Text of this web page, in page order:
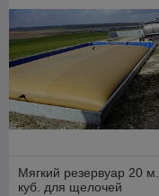
Мягкий резервуар 20 м.
куб. для щелочей